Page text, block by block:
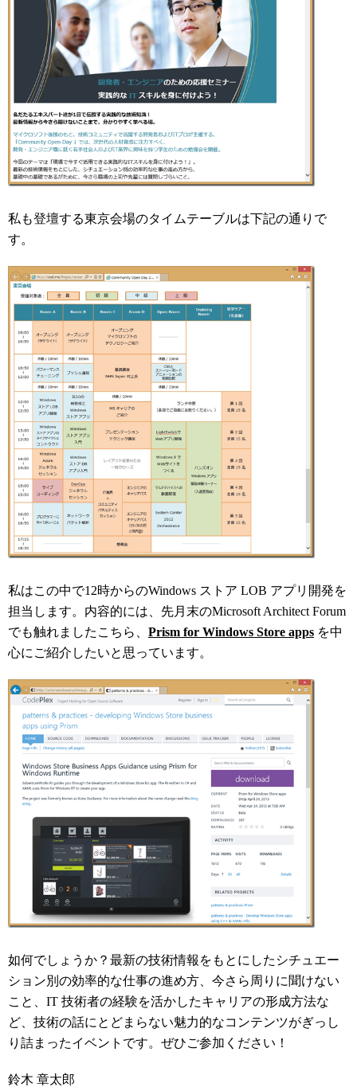
私も登壇する東京会場のタイムテーブルは下記の通りで
す。
私はこの中で12時からのWindows ストア LOB アプリ開発を
担当します。内容的には、先月末のMicrosoft Architect Forum
でも触れましたこちら、 Prism for Windows Store apps を中
心にご紹介したいと思っています。
如何でしょうか？最新の技術情報をもとにしたシチュエー
ション別の効率的な仕事の進め方、今さら周りに聞けない
こと、IT 技術者の経験を活かしたキャリアの形成方法な
ど、技術の話にとどまらない魅力的なコンテンツがぎっし
り詰まったイベントです。ぜひご参加ください！
鈴木 章太郎